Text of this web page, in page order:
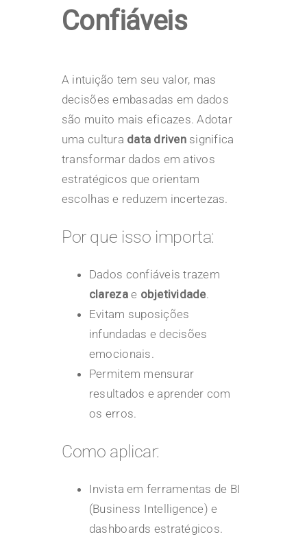
Confiáveis
A intuição tem seu valor, mas
decisões embasadas em dados
são muito mais eficazes. Adotar
uma cultura data drivensignifica
transformar dados em ativos
estratégicos que orientam
escolhas e reduzem incertezas.
Por que isso importa:
Dados confiáveis trazem
clarezae objetividade.
Evitam suposições
infundadas e decisões
emocionais.
Permitem mensurar
resultados e aprender com
os erros.
Como aplicar:
Invista em ferramentas de BI
(Business Intelligence)e
dashboards estratégicos.